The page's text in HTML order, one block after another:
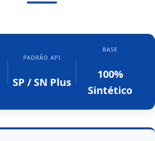
PADRÃO API
SP / SN Plus
BASE
100%
Sintético